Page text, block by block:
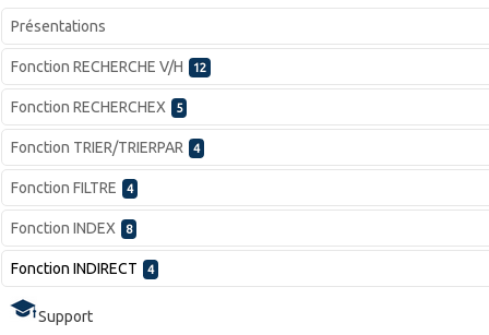
Présentations
Fonction RECHERCHE V/H 12
Fonction RECHERCHEX 5
Fonction TRIER/TRIERPAR 4
Fonction FILTRE 4
Fonction INDEX 8
Fonction INDIRECT 4
Support